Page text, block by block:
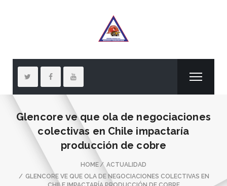
Glencore ve que ola de negociaciones
colectivas en Chile impactaría
producción de cobre
HOME
ACTUALIDAD
GLENCORE VE QUE OLA DE NEGOCIACIONES COLECTIVAS EN